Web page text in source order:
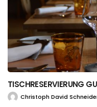
TISCHRESERVIERUNG
Christoph David